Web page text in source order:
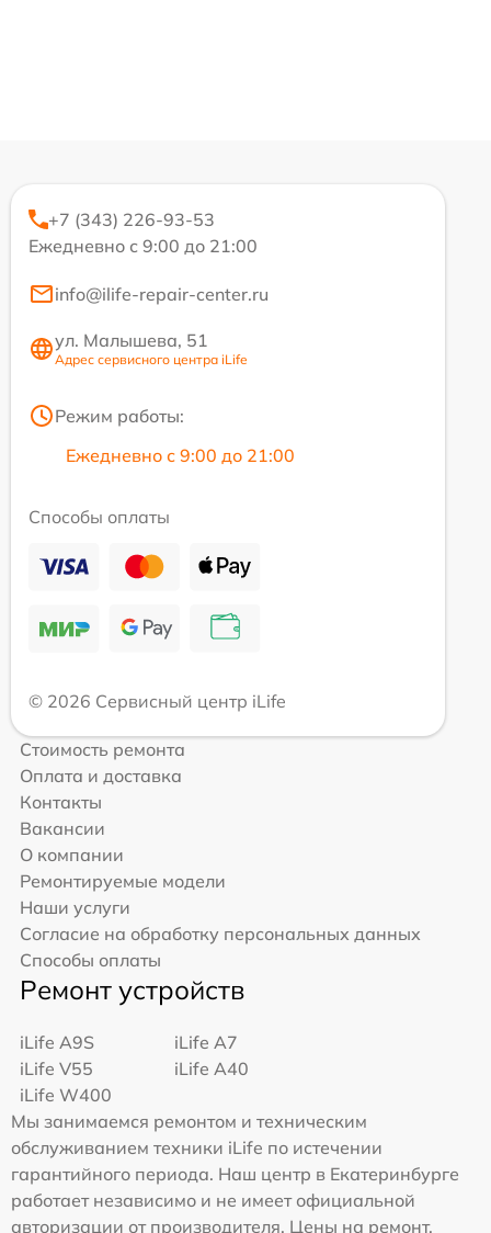
+7 (343) 226-93-53
Ежедневно с 9:00 до 21:00
info@ilife-repair-center.ru
ул. Малышева, 51
Адрес сервисного центра iLife
Режим работы:
Ежедневно с 9:00 до 21:00
Способы оплаты
© 2026 Сервисный центр iLife
Стоимость ремонта
Оплата и доставка
Контакты
Вакансии
О компании
Ремонтируемые модели
Наши услуги
Согласие на обработку персональных данных
Способы оплаты
Ремонт устройств
iLife A9S
iLife A7
iLife V55
iLife A40
iLife W400
Мы занимаемся ремонтом и техническим
обслуживанием техники iLife по истечении
гарантийного периода. Наш центр в Екатеринбурге
работает независимо и не имеет официальной
авторизации от производителя. Цены на ремонт,